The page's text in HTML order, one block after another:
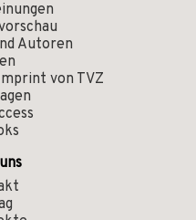
Autoren
von TVZ